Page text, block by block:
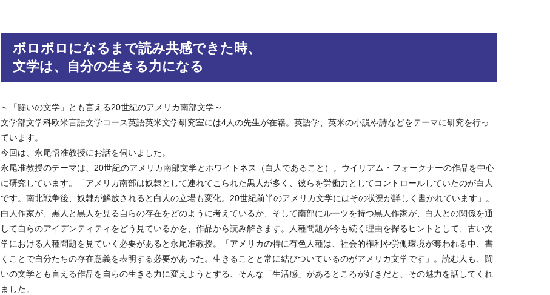
ボロボロになるまで読み共感できた時、
文学は、自分の生きる力になる
～「闘いの文学」とも言える20世紀のアメリカ南部文学～
文学部文学科欧米言語文学コース英語英米文学研究室には4人の先生が在籍。英語学、英米の小説や詩などをテーマに研究を行っ
ています。
今回は、永尾悟准教授にお話を伺いました。
永尾准教授のテーマは、20世紀のアメリカ南部文学とホワイトネス（白人であること）。ウイリアム・フォークナーの作品を中心
に研究しています。「アメリカ南部は奴隷として連れてこられた黒人が多く、彼らを労働力としてコントロールしていたのが白人
です。南北戦争後、奴隷が解放されると白人の立場も変化。20世紀前半のアメリカ文学にはその状況が詳しく書かれています」。
白人作家が、黒人と黒人を見る自らの存在をどのように考えているか、そして南部にルーツを持つ黒人作家が、白人との関係を通
して自らのアイデンティティをどう見ているかを、作品から読み解きます。人種問題が今も続く理由を探るヒントとして、古い文
学における人種問題を見ていく必要があると永尾准教授。「アメリカの特に有色人種は、社会的権利や労働環境が奪われる中、書
くことで自分たちの存在意義を表明する必要があった。生きることと常に結びついているのがアメリカ文学です」。読む人も、闘
いの文学とも言える作品を自らの生きる力に変えようとする、そんな「生活感」があるところが好きだと、その魅力を話してくれ
ました。